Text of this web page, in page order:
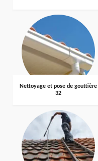
Nettoyage et pose de gouttière
32